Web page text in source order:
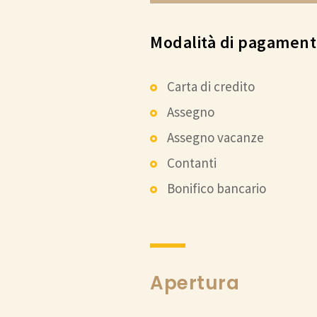
Modalità di
Carta di credito
Assegno
Assegno vacanze
Contanti
Bonifico bancario
Apertura